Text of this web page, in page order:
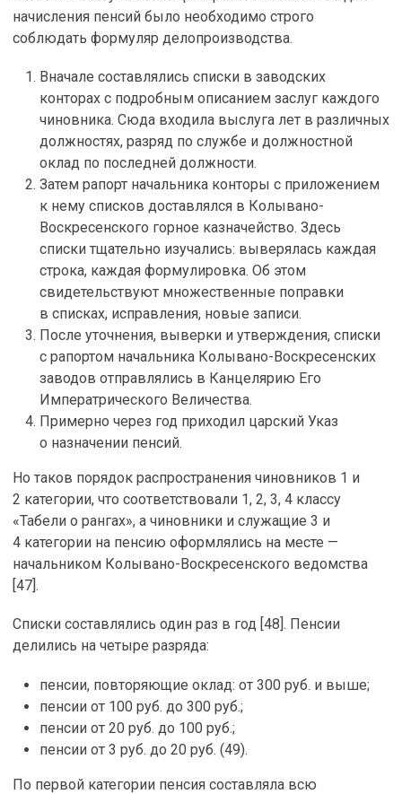
начисления пенсий было необходимо строго
соблюдать формуляр делопроизводства.
Вначале составлялись списки в заводских
конторах с подробным описанием заслуг каждого
чиновника. Сюда входила выслуга лет в различных
должностях, разряд по службе и должностной
оклад по последней должности.
Затем рапорт начальника конторы с приложением
к нему списков доставлялся в Колывано-
Воскресенского горное казначейство. Здесь
списки тщательно изучались: выверялась каждая
строка, каждая формулировка. Об этом
свидетельствуют множественные поправки
в списках, исправления, новые записи.
После уточнения, выверки и утверждения, списки
с рапортом начальника Колывано-Воскресенских
заводов отправлялись в Канцелярию Его
Императрического Величества.
Примерно через год приходил царский Указ
о назначении пенсий.
Но таков порядок распространения чиновников 1 и
2 категории, что соответствовали 1, 2, 3, 4 классу
«Табели о рангах», а чиновники и служащие 3 и
4 категории на пенсию оформлялись на месте —
начальником Колывано-Воскресенского ведомства
[47].
Списки составлялись один раз в год [48]. Пенсии
делились на четыре разряда:
пенсии, повторяющие оклад: от 300 руб. и выше;
пенсии от 100 руб. до 300 руб.;
пенсии от 20 руб. до 100 руб.;
пенсии от 3 руб. до 20 руб. (49).
По первой категории пенсия составляла всю